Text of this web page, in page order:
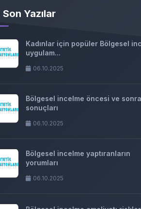
Son Yazılar
Kadınlar için popüler Bölgesel
uygulam...
06.10.2025
Bölgesel incelme öncesi ve
sonuçları
06.10.2025
Bölgesel incelme yaptıranların
yorumları
06.10.2025